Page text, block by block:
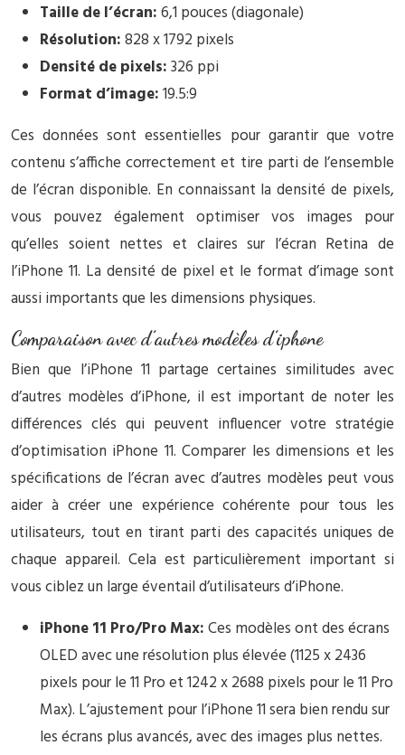
Taille de l’écran:6,1 pouces (diagonale)
Résolution:828 x 1792 pixels
Densité de pixels:326 ppi
Format d’image:19.5:9
Ces données sont essentielles pour garantir que votre
contenu s’affiche correctement et tire parti de l’ensemble
de l’écran disponible. En connaissant la densité de pixels,
vous pouvez également optimiser vos images pour
qu’elles soient nettes et claires sur l’écran Retina de
l’iPhone 11. La densité de pixel et le format d’image sont
aussi importants que les dimensions physiques.
Comparaison avec d’autres modèles d’iphone
Bien que l’iPhone 11 partage certaines similitudes avec
d’autres modèles d’iPhone, il est important de noter les
différences clés qui peuvent influencer votre stratégie
d’optimisation iPhone 11. Comparer les dimensions et les
spécifications de l’écran avec d’autres modèles peut vous
aider à créer une expérience cohérente pour tous les
utilisateurs, tout en tirant parti des capacités uniques de
chaque appareil. Cela est particulièrement important si
vous ciblez un large éventail d’utilisateurs d’iPhone.
iPhone 11 Pro/Pro Max:Ces modèles ont des écrans
OLED avec une résolution plus élevée (1125 x 2436
pixels pour le 11 Pro et 1242 x 2688 pixels pour le 11 Pro
Max). L’ajustement pour l’iPhone 11 sera bien rendu sur
les écrans plus avancés, avec des images plus nettes.